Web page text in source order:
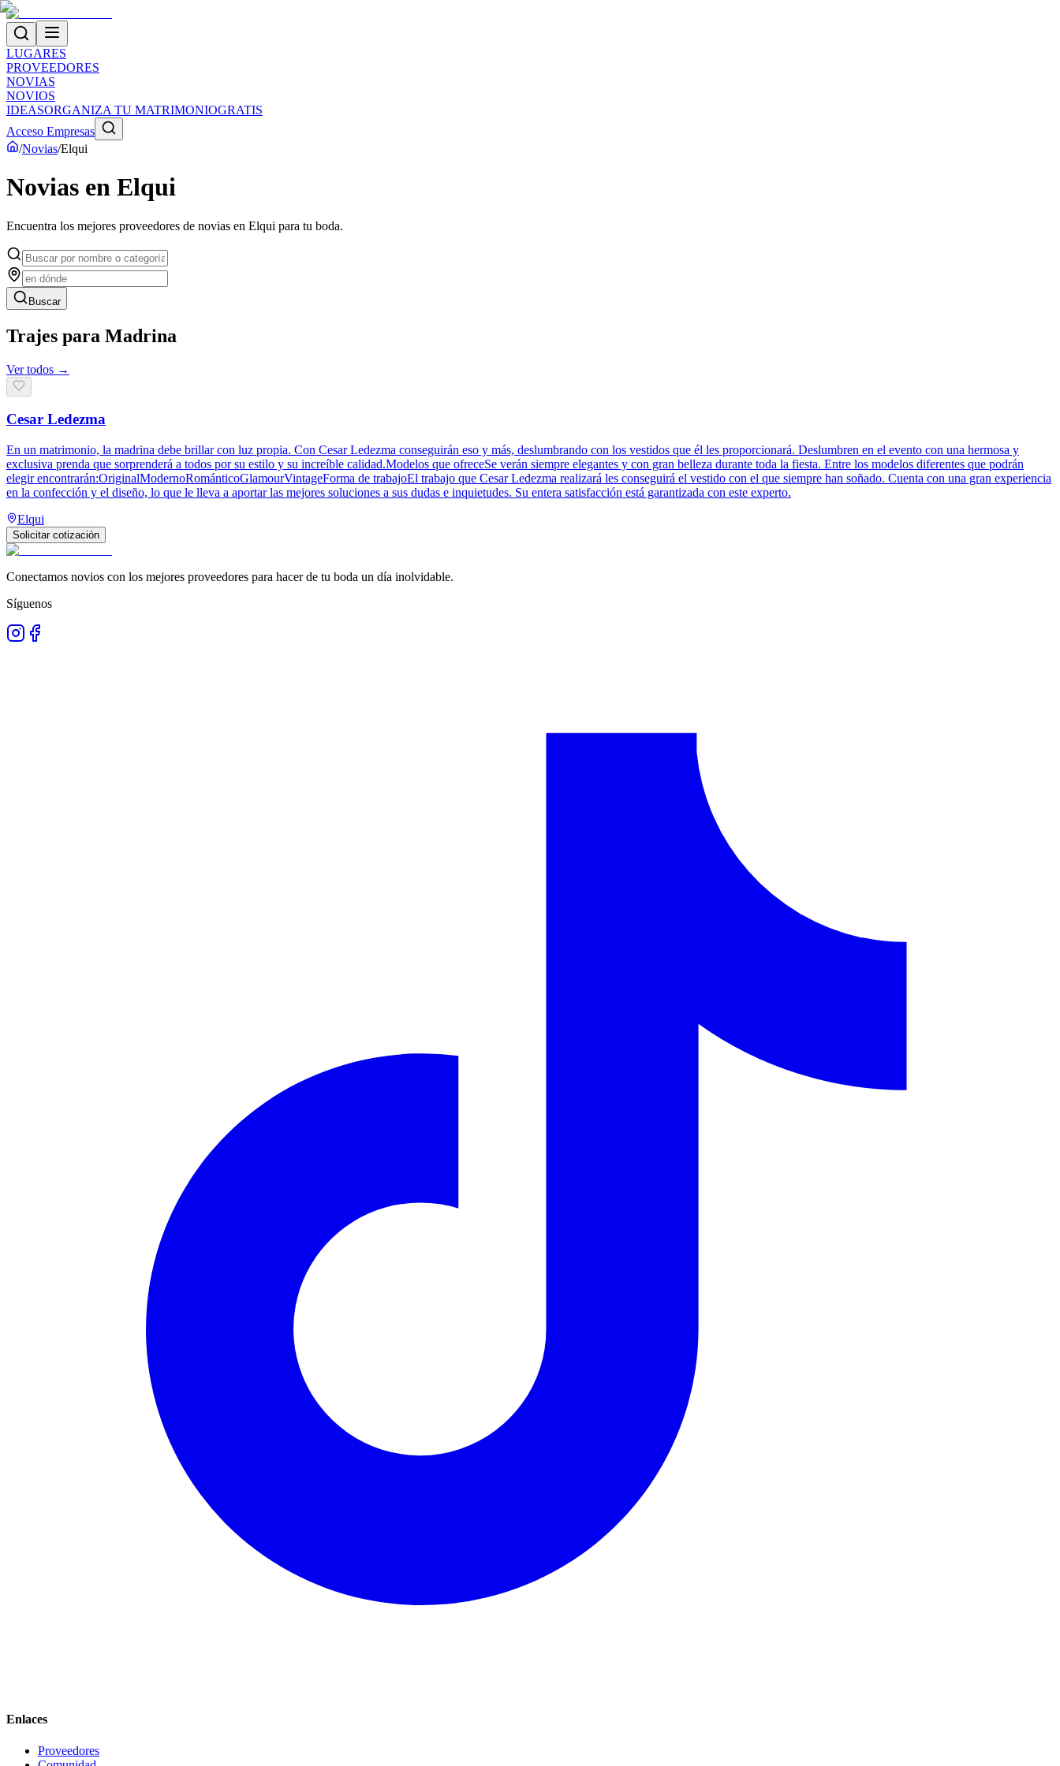
LUGARES
PROVEEDORES
NOVIAS
NOVIOS
IDEASORGANIZA TU MATRIMONIOGRATIS
Acceso Empresas
/Novias/Elqui
Novias en Elqui
Encuentra los mejores proveedores de novias en Elqui para tu boda.
Buscar
Trajes para Madrina
Ver todos →
Cesar Ledezma
En un matrimonio, la madrina debe brillar con luz propia. Con Cesar Ledezma conseguirán eso y más, deslumbrando con los vestidos que él les proporcionará. Deslumbren en el evento con una hermosa y
exclusiva prenda que sorprenderá a todos por su estilo y su increíble calidad.Modelos que ofreceSe verán siempre elegantes y con gran belleza durante toda la fiesta. Entre los modelos diferentes que podrán
elegir encontrarán:OriginalModernoRománticoGlamourVintageForma de trabajoEl trabajo que Cesar Ledezma realizará les conseguirá el vestido con el que siempre han soñado. Cuenta con una gran experiencia
en la confección y el diseño, lo que le lleva a aportar las mejores soluciones a sus dudas e inquietudes. Su entera satisfacción está garantizada con este experto.
Elqui
Solicitar cotización
Conectamos novios con los mejores proveedores para hacer de tu boda un día inolvidable.
Síguenos
Enlaces
Proveedores